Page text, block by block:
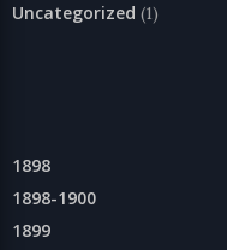
Uncategorized (1)
1898
1898-1900
1899